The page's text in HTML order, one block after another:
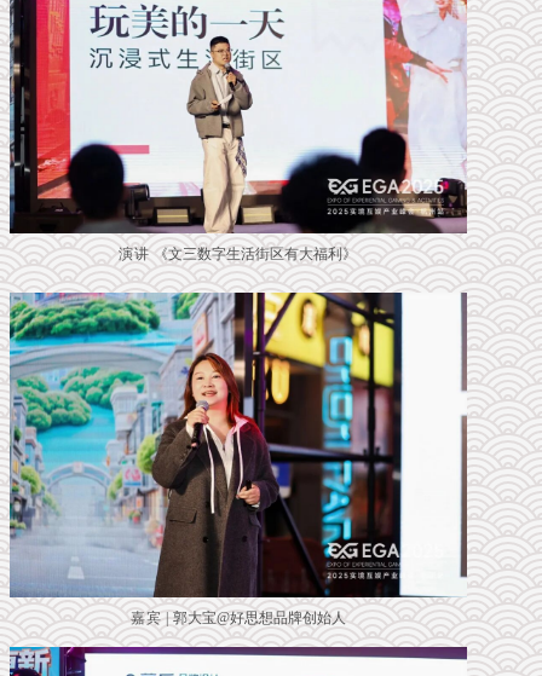
演讲 《文三数字生活街区有大福利》
嘉宾 |郭大宝@好思想品牌创始人